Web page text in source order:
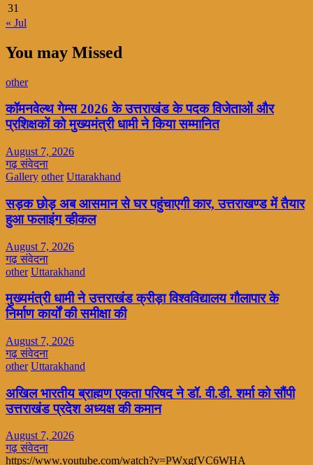
31
« Jul
You may Missed
other
कॉमनवेल्थ गेम्स 2026 के उत्तराखंड के पदक विजेताओं और
प्रशिक्षकों को मुख्यमंत्री धामी ने किया सम्मानित
August 7, 2026
गढ़ संवेदना
Gallery other Uttarakhand
सड़क छोड़ अब आसमान से घर पहुंचाएगी कार, उत्तराखण्ड में तैयार
हुआ फलाइंग व्हीकल
August 7, 2026
गढ़ संवेदना
other Uttarakhand
मुख्यमंत्री धामी ने उत्तराखंड क्रीड़ा विश्वविद्यालय गौलापार के
निर्माण कार्यों की समीक्षा की
August 7, 2026
गढ़ संवेदना
other Uttarakhand
अखिल भारतीय ब्राह्मण एकता परिषद ने डॉ. वी.डी. शर्मा को सौंपी
उत्तराखंड प्रदेश अध्यक्ष की कमान
August 7, 2026
गढ़ संवेदना
https://www.youtube.com/watch?v=PWxgfVC6WHA